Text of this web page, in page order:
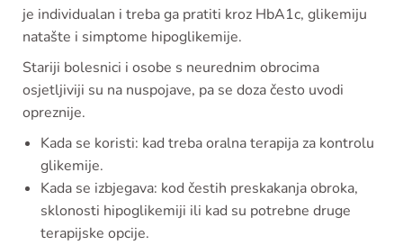
je individualan i treba ga pratiti kroz HbA1c, glikemiju
natašte i simptome hipoglikemije.
Stariji bolesnici i osobe s neurednim obrocima
osjetljiviji su na nuspojave, pa se doza često uvodi
opreznije.
Kada se koristi: kad treba oralna terapija za kontrolu
glikemije.
Kada se izbjegava: kod čestih preskakanja obroka,
sklonosti hipoglikemiji ili kad su potrebne druge
terapijske opcije.